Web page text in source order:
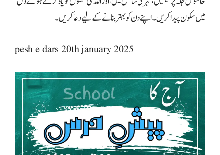
میں سکون پیدا کریں۔ اپنے دن کو بہتر بنانے کے لیے دعا کریں۔
pesh e dars 20th january 2025